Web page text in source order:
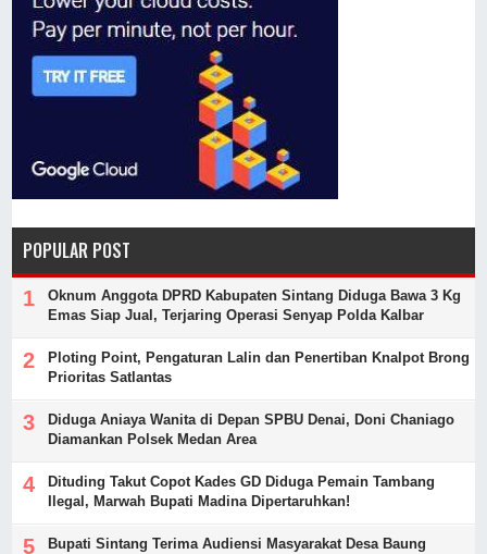
POPULAR POST
Oknum Anggota DPRD Kabupaten Sintang Diduga Bawa 3 Kg
Emas Siap Jual, Terjaring Operasi Senyap Polda Kalbar
Ploting Point, Pengaturan Lalin dan Penertiban Knalpot Brong
Prioritas Satlantas
Diduga Aniaya Wanita di Depan SPBU Denai, Doni Chaniago
Diamankan Polsek Medan Area
Dituding Takut Copot Kades GD Diduga Pemain Tambang
Ilegal, Marwah Bupati Madina Dipertaruhkan!
Bupati Sintang Terima Audiensi Masyarakat Desa Baung